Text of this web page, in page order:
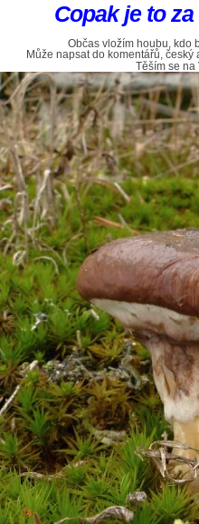
Copak je to
Občas vložím houbu, kdo
Může napsat do komentářů,
Těším se na